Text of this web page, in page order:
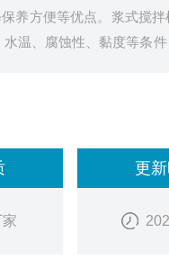
养方便等优点。浆式搅
温、腐蚀性、黏度等条
更